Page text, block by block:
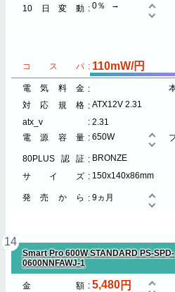
10日変動 0％
コスパ 110mW/円
電気料金
対応規格
ATX12V 2.31
atx_v
2.31
電源容量
650W
80PLUS認証
BRONZE
サイズ
150x140x86mm
発売から 9ヵ月
14
Smart Pro 600W STANDARD PS-SPD-
0600NNFAWJ-1
金額 5,480